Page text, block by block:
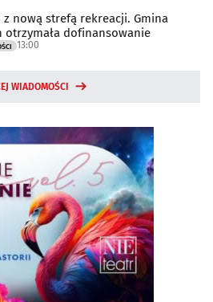
z nową strefą rekreacji. Gmina
otrzymała dofinansowanie
13:00
WIADOMOŚCI